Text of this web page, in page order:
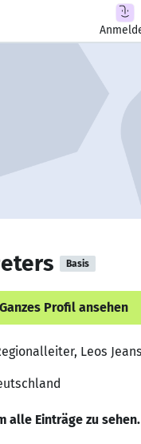
Basis
Ganzes Profil ansehen
Leos Jeans
alle Einträge zu sehen.